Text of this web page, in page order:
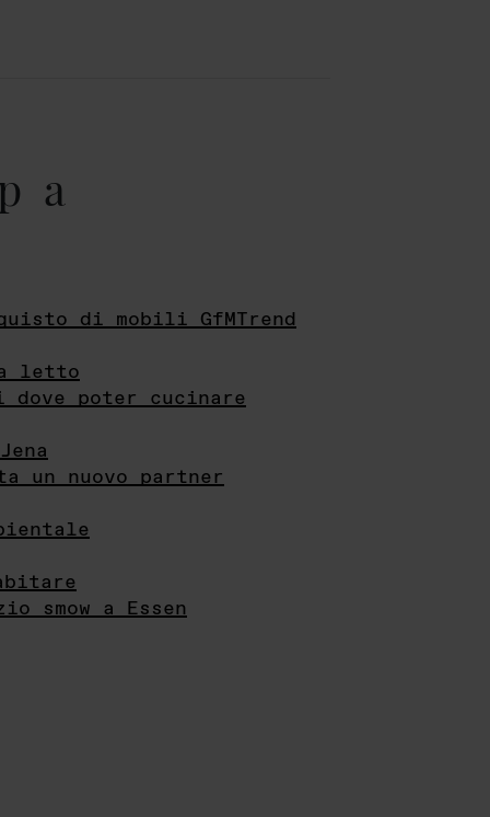
di mobili GfMTrend
letto
dove poter cucinare
un nuovo partner
smow a Essen